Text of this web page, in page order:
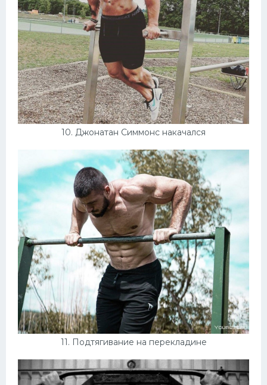
10. Джонатан Симмонс накачался
11. Подтягивание на перекладине